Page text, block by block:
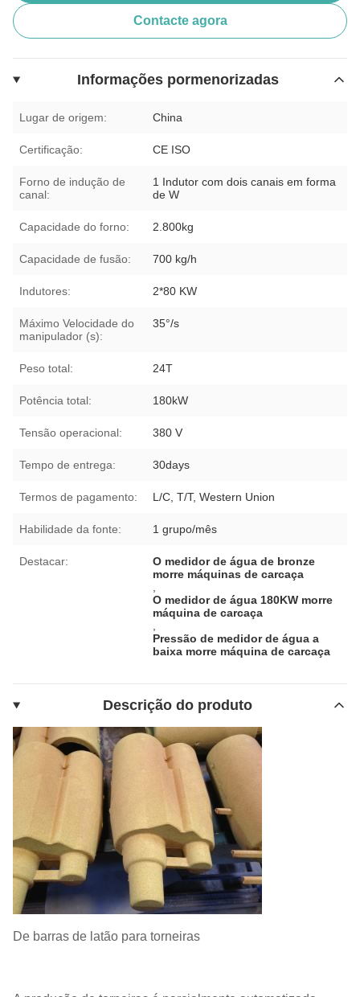
Contacte agora
Informações pormenorizadas
Lugar de origem: China
Certificação: CE ISO
Forno de indução de
canal:
1 Indutor com dois canais em forma
de W
Capacidade do forno: 2.800kg
Capacidade de fusão: 700 kg/h
Indutores: 2*80 KW
Máximo Velocidade do
manipulador (s):
35°/s
Peso total: 24T
Potência total: 180kW
Tensão operacional: 380 V
Tempo de entrega: 30days
Termos de pagamento: L/C, T/T, Western Union
Habilidade da fonte: 1 grupo/mês
Destacar:
O medidor de água de bronze
morre máquinas de carcaça
O medidor de água 180KW morre
máquina de carcaça
Pressão de medidor de água a
baixa morre máquina de carcaça
Descrição do produto
De barras de latão para torneiras